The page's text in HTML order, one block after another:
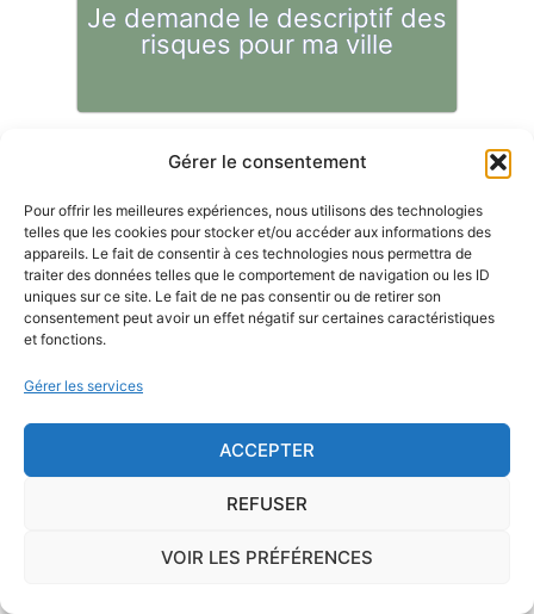
Gérer le consentement
Pour offrir les meilleures expériences, nous utilisons des technologies
telles que les cookies pour stocker et/ou accéder aux informations des
appareils. Le fait de consentir à ces technologies nous permettra de
traiter des données telles que le comportement de navigation ou les ID
uniques sur ce site. Le fait de ne pas consentir ou de retirer son
consentement peut avoir un effet négatif sur certaines caractéristiques
et fonctions.
Gérer les services
ACCEPTER
REFUSER
VOIR LES PRÉFÉRENCES
Je demande le descriptif des
risques pour ma ville
La commune de Vicq-Exemplet se trouve dans
une zone deconcentration de radon de 1 , ce qui
est considéré commefaible.
radium et de l'uranium, deux éléments présents dans le sol
dans l'air sur le territoire français. C'est pourquoi l'ISRN
(Institut de Radioprotection et de Sûreté Nucléaire), à la
demande de l'Autorité de Sûreté Nucléaire, a classé les